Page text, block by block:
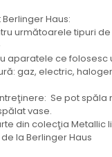
Haus:
următoarele tipuri de
aparatele ce folosesc
gaz, electric,
Se pot spăla
vase.
din colecţia Metallic
la Berlinger Haus